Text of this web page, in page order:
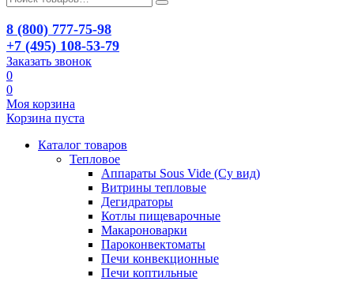
8 (800) 777-75-98
+7 (495) 108-53-79
Заказать звонок
0
0
Моя корзина
Корзина пуста
Каталог товаров
Тепловое
Аппараты Sous Vide (Су вид)
Витрины тепловые
Дегидраторы
Котлы пищеварочные
Макароноварки
Пароконвектоматы
Печи конвекционные
Печи коптильные